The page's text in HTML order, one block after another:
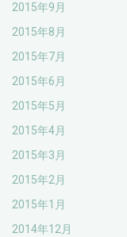
2015年9月
2015年8月
2015年7月
2015年6月
2015年5月
2015年4月
2015年3月
2015年2月
2015年1月
2014年12月